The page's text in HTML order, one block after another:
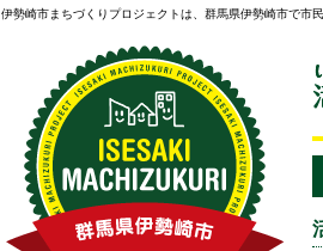
伊勢崎市まちづくりプロジェクトは、群馬県伊勢崎市で市